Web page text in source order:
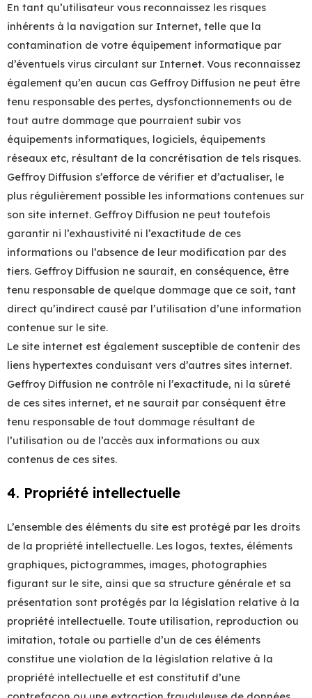
En tant qu’utilisateur vous reconnaissez les risques
inhérents à la navigation sur Internet, telle que la
contamination de votre équipement informatique par
d’éventuels virus circulant sur Internet. Vous reconnaissez
également qu’en aucun cas Geffroy Diffusion ne peut être
tenu responsable des pertes, dysfonctionnements ou de
tout autre dommage que pourraient subir vos
équipements informatiques, logiciels, équipements
réseaux etc, résultant de la concrétisation de tels risques.
Geffroy Diffusion s’efforce de vérifier et d’actualiser, le
plus régulièrement possible les informations contenues sur
son site internet. Geffroy Diffusion ne peut toutefois
garantir ni l’exhaustivité ni l’exactitude de ces
informations ou l’absence de leur modification par des
tiers. Geffroy Diffusion ne saurait, en conséquence, être
tenu responsable de quelque dommage que ce soit, tant
direct qu’indirect causé par l’utilisation d’une information
contenue sur le site.
Le site internet est également susceptible de contenir des
liens hypertextes conduisant vers d’autres sites internet.
Geffroy Diffusion ne contrôle ni l’exactitude, ni la sûreté
de ces sites internet, et ne saurait par conséquent être
tenu responsable de tout dommage résultant de
l’utilisation ou de l’accès aux informations ou aux
contenus de ces sites.
4. Propriété intellectuelle
L’ensemble des éléments du site est protégé par les droits
de la propriété intellectuelle. Les logos, textes, éléments
graphiques, pictogrammes, images, photographies
figurant sur le site, ainsi que sa structure générale et sa
présentation sont protégés par la législation relative à la
propriété intellectuelle. Toute utilisation, reproduction ou
imitation, totale ou partielle d’un de ces éléments
constitue une violation de la législation relative à la
propriété intellectuelle et est constitutif d’une